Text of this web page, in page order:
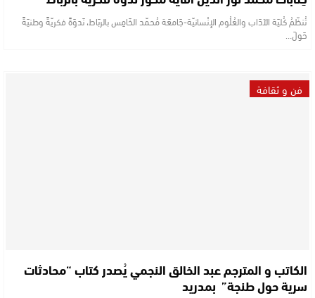
تُنظّمُ كُليَة الآدَاب والعُلُوم الإنْسانيّة-جَامعَة مُحمّد الخَامِس بالربَاط، نَدوَةً فكريّةً وطنيَةً
حَولَ…
فن و ثقافة
الكاتب و المترجم عبد الخالق النجمي يُصدر كتاب “محادثات
سرية حول طنجة” بمدريد